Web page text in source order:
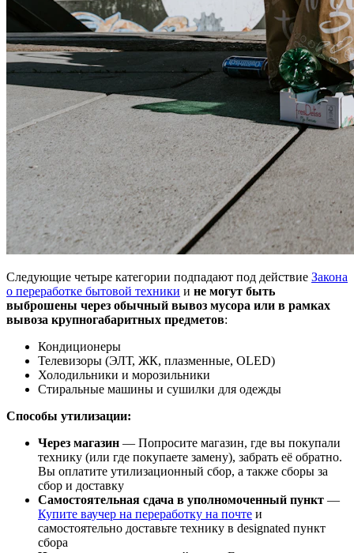
Следующие четыре категории подпадают под действие Закона
о переработке бытовой техники и не могут быть
выброшены через обычный вывоз мусора или в рамках
вывоза крупногабаритных предметов:
Кондиционеры
Телевизоры (ЭЛТ, ЖК, плазменные, OLED)
Холодильники и морозильники
Стиральные машины и сушилки для одежды
Способы утилизации:
Через магазин — Попросите магазин, где вы покупали
технику (или где покупаете замену), забрать её обратно.
Вы оплатите утилизационный сбор, а также сборы за
сбор и доставку
Самостоятельная сдача в уполномоченный пункт —
Купите ваучер на переработку на почте и
самостоятельно доставьте технику в designated пункт
сбора